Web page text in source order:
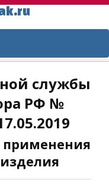
службы
РФ №
применения